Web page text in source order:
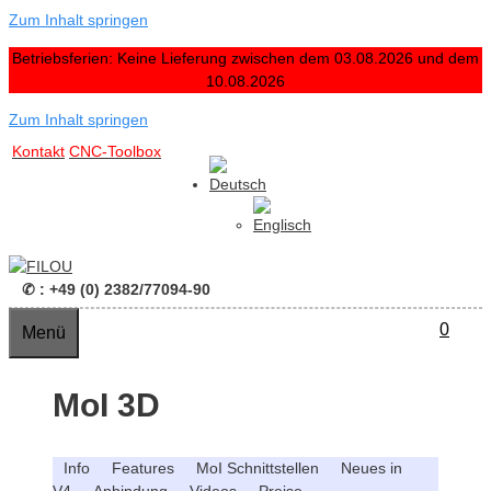
Zum Inhalt springen
Betriebsferien: Keine Lieferung zwischen dem 03.08.2026 und dem
10.08.2026
Zum Inhalt springen
Kontakt CNC-Toolbox
✆ : +49 (0) 2382/77094-90
0
Menü
MoI 3D
Info Features MoI Schnittstellen
Neues in